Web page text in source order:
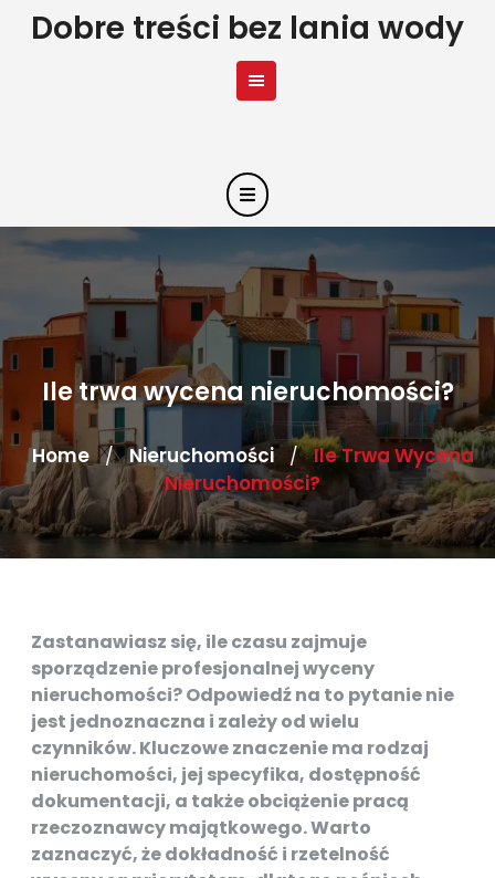
SkipDobre treści bez lania wody
Ile trwa wycena nieruchomości?
Home / Nieruchomości / Ile Trwa Wycena
Nieruchomości?
Zastanawiasz się, ile czasu zajmuje
sporządzenie profesjonalnej wyceny
nieruchomości? Odpowiedź na to pytanie nie
jest jednoznaczna i zależy od wielu
czynników. Kluczowe znaczenie ma rodzaj
nieruchomości, jej specyfika, dostępność
dokumentacji, a także obciążenie pracą
rzeczoznawcy majątkowego. Warto
zaznaczyć, że dokładność i rzetelność